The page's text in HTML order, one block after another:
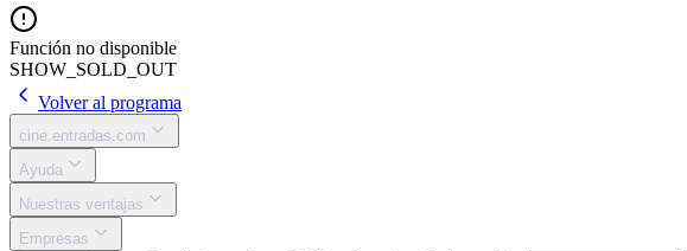
Función no disponible
SHOW_SOLD_OUT
Volver al programa
cine.entradas.com
Ayuda
Nuestras ventajas
Empresas